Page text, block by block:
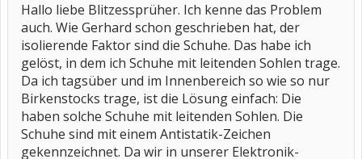
Hallo liebe Blitzessprüher. Ich kenne das Problem
auch. Wie Gerhard schon geschrieben hat, der
isolierende Faktor sind die Schuhe. Das habe ich
gelöst, in dem ich Schuhe mit leitenden Sohlen trage.
Da ich tagsüber und im Innenbereich so wie so nur
Birkenstocks trage, ist die Lösung einfach: Die
haben solche Schuhe mit leitenden Sohlen. Die
Schuhe sind mit einem Antistatik-Zeichen
gekennzeichnet. Da wir in unserer Elektronik-